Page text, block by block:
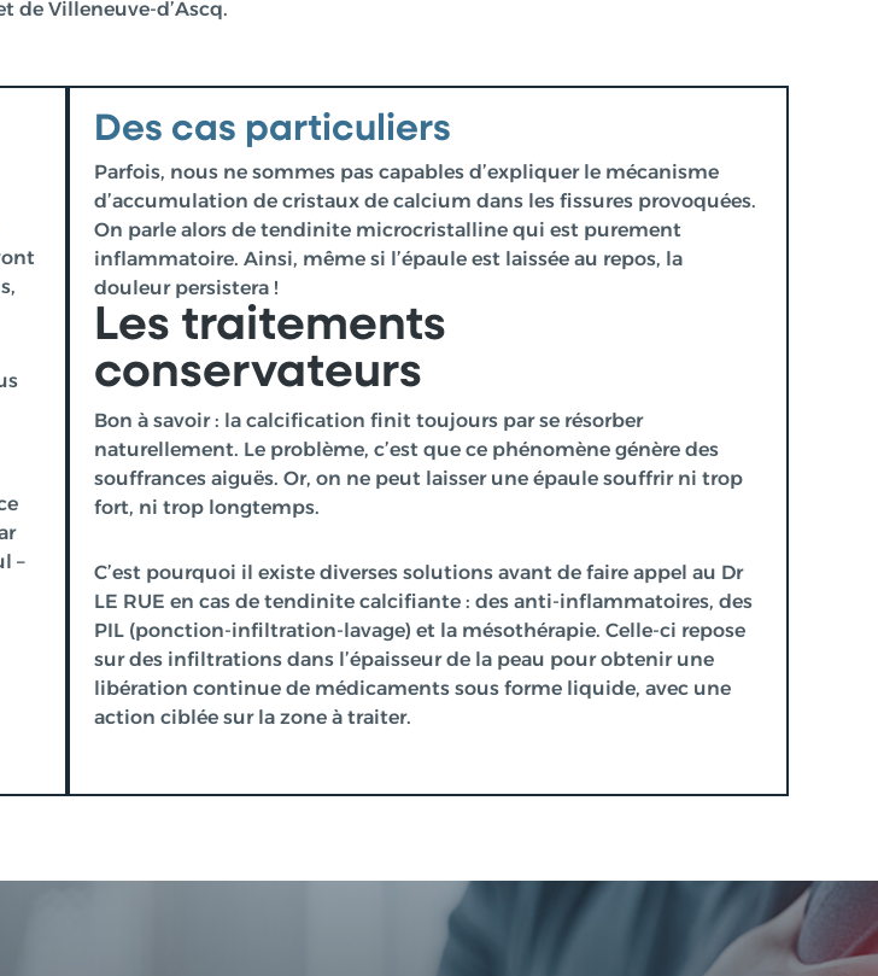
de Villeneuve-d’Ascq.
–
Des cas particuliers
Parfois, nous ne sommes pas capables d’expliquer le mécanisme
d’accumulation de cristaux de calcium dans les fissures provoquées.
On parle alors de tendinite microcristalline qui est purement
inflammatoire. Ainsi, même si l’épaule est laissée au repos, la
douleur persistera !
Les traitements
conservateurs
Bon à savoir : la calcification finit toujours par se résorber
naturellement. Le problème, c’est que ce phénomène génère des
souffrances aiguës. Or, on ne peut laisser une épaule souffrir ni trop
fort, ni trop longtemps.
C’est pourquoi il existe diverses solutions avant de faire appel au Dr
LE RUE en cas de tendinite calcifiante : des anti-inflammatoires, des
PIL (ponction-infiltration-lavage) et la mésothérapie. Celle-ci repose
sur des infiltrations dans l’épaisseur de la peau pour obtenir une
libération continue de médicaments sous forme liquide, avec une
action ciblée sur la zone à traiter.